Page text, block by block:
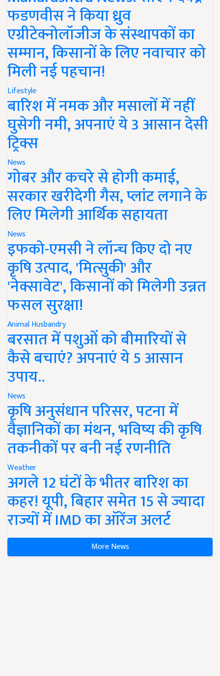
फडणवीस ने किया ध्रुव
एग्रीटेक्नोलॉजीज के संस्थापकों का
सम्मान, किसानों के लिए नवाचार को
मिली नई पहचान!
Lifestyle
बारिश में नमक और मसालों में नहीं
घुसेगी नमी, अपनाएं ये 3 आसान देसी
ट्रिक्स
News
गोबर और कचरे से होगी कमाई,
सरकार खरीदेगी गैस, प्लांट लगाने के
लिए मिलेगी आर्थिक सहायता
News
इफको-एमसी ने लॉन्च किए दो नए
कृषि उत्पाद, 'मित्सुकी' और
'नेक्सावेट', किसानों को मिलेगी उन्नत
फसल सुरक्षा!
Animal Husbandry
बरसात में पशुओं को बीमारियों से
कैसे बचाएं? अपनाएं ये 5 आसान
उपाय..
News
कृषि अनुसंधान परिसर, पटना में
वैज्ञानिकों का मंथन, भविष्य की कृषि
तकनीकों पर बनी नई रणनीति
Weather
अगले 12 घंटों के भीतर बारिश का
कहर! यूपी, बिहार समेत 15 से ज्यादा
राज्यों में IMD का ऑरेंज अलर्ट
More News